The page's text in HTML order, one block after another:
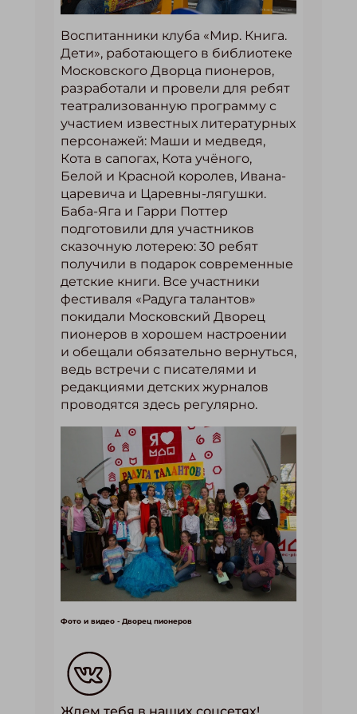
Воспитанники клуба «Мир. Книга.
Дети», работающего в библиотеке
Московского Дворца пионеров,
разработали и провели для ребят
театрализованную программу с
участием известных литературных
персонажей: Маши и медведя,
Кота в сапогах, Кота учёного,
Белой и Красной королев, Ивана-
царевича и Царевны-лягушки.
Баба-Яга и Гарри Поттер
подготовили для участников
сказочную лотерею: 30 ребят
получили в подарок современные
детские книги. Все участники
фестиваля «Радуга талантов»
покидали Московский Дворец
пионеров в хорошем настроении
и обещали обязательно вернуться,
ведь встречи с писателями и
редакциями детских журналов
проводятся здесь регулярно.
Фото и видео - Дворец пионеров